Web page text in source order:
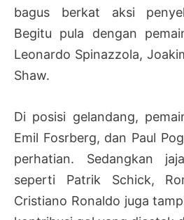
bagus berkat aksi
Begitu pula dengan
Leonardo Spinazzola,
Shaw.
Di posisi gelandang,
Emil Fosrberg, dan Paul
perhatian. Sedangkan
seperti Patrik Schick,
Cristiano Ronaldo juga